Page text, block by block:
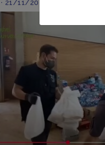
21/11/2024